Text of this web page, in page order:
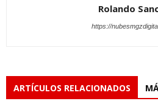
Rolando
https://
ARTÍCULOS RELACIONADOS